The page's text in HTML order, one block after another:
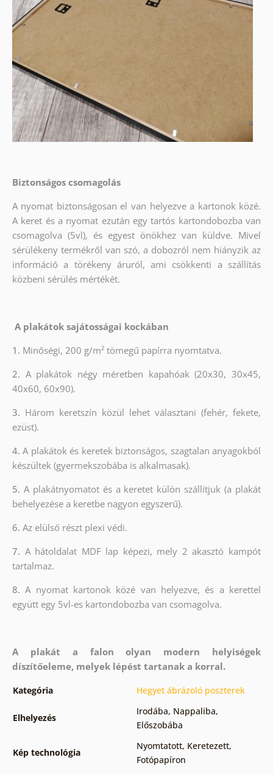
Biztonságos csomagolás
A nyomat biztonságosan el van helyezve a kartonok közé.
A keret és a nyomat ezután egy tartós kartondobozba van
csomagolva (5vl), és egyest önökhez van küldve. Mivel
sérülékeny termékről van szó, a dobozról nem hiányzik az
információ a törékeny áruról, ami csökkenti a szállítás
közbeni sérülés mértékét.
A plakátok sajátosságai kockában
1. Minőségi, 200 g/m² tömegű papírra nyomtatva.
2. A plakátok négy méretben kapahóak (20x30, 30x45,
40x60, 60x90).
3. Három keretszín közül lehet választani (fehér, fekete,
ezüst).
4.A plakátok és keretek biztonságos, szagtalan anyagokból
készültek (gyermekszobába is alkalmasak).
5. A plakátnyomatot és a keretet külön szállítjuk (a plakát
behelyezése a keretbe nagyon egyszerű).
6. Az elülső részt plexi védi.
7. A hátoldalat MDF lap képezi, mely 2 akasztó kampót
tartalmaz.
8.A nyomat kartonok közé van helyezve, és a kerettel
együtt egy 5vl-es kartondobozba van csomagolva.
A plakát a falon olyan modern helyiségek
díszítőeleme, melyek lépést tartanak a korral.
Kategória Hegyet ábrázoló poszterek
Elhelyezés
Irodába, Nappaliba,
Előszobába
Kép technológia
Nyomtatott, Keretezett,
Fotópapíron